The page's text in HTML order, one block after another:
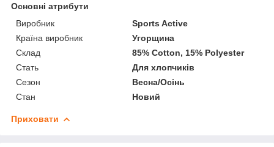
Основні атрибути
Виробник
Sports Active
Країна виробник
Угорщина
Склад
85% Cotton, 15% Polyester
Стать
Для хлопчиків
Сезон
Весна/Осінь
Стан
Новий
Приховати